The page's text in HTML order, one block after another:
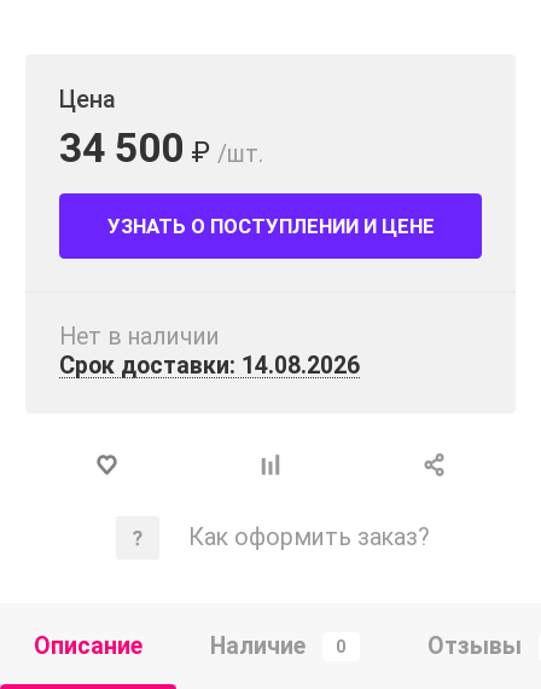
Цена
34 500 ₽ /шт.
УЗНАТЬ О ПОСТУПЛЕНИИ И ЦЕНЕ
Нет в наличии
Срок доставки: 14.08.2026
Как оформить заказ?
Описание Наличие 0 Отзывы